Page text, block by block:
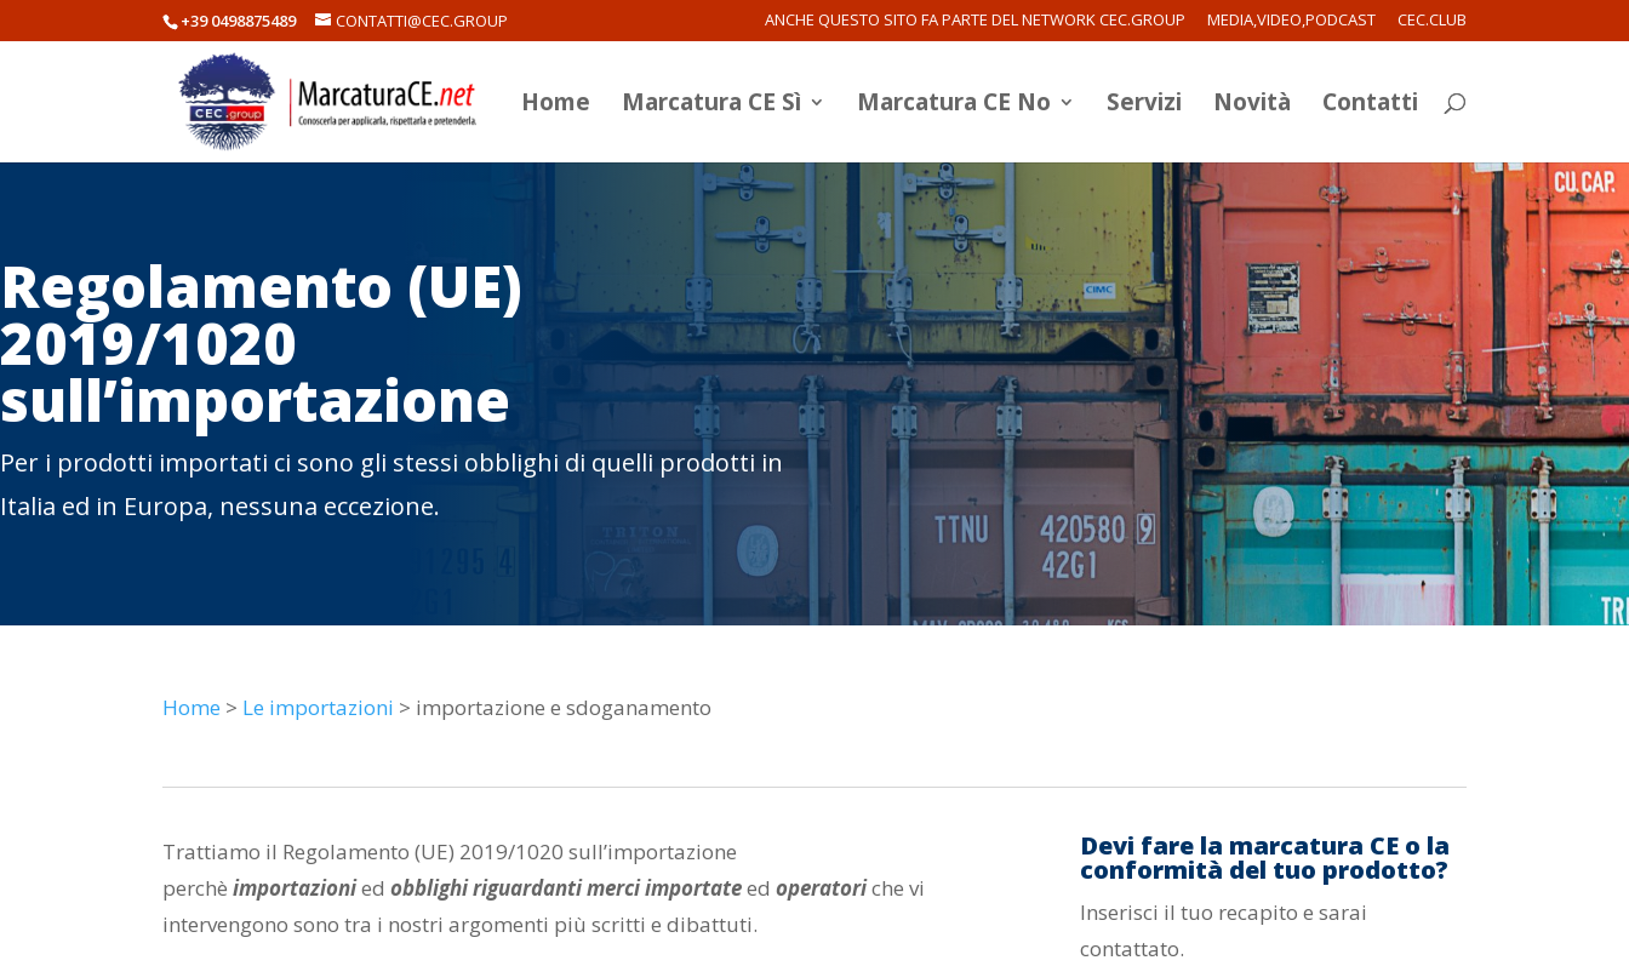
+39 0498875489 CONTATTI@CEC.GROUP ANCHE QUESTO SITO FA PARTE DEL NETWORK CEC.GROUP MEDIA,VIDEO,PODCAST CEC.CLUB
Home Marcatura CE Sì Marcatura CE No Servizi Novità Contatti
Regolamento (UE)
2019/1020
sull’importazione
Per i prodotti importati ci sono gli stessi obblighi di quelli prodotti in
Italia ed in Europa, nessuna eccezione.
Home > Le importazioni > importazione e sdoganamento
Trattiamo il Regolamento (UE) 2019/1020 sull’importazione
perchè importazionied obblighi riguardanti merci importateedoperatoriche vi
intervengono sono tra i nostri argomenti più scritti e dibattuti.
Devi fare la marcatura CE o la
conformità del tuo prodotto?
Inserisci il tuo recapito e sarai
contattato.